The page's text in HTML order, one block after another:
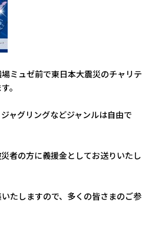
ミュゼ前で東日本大震災のチャリテ
。
ャグリングなどジャンルは自由で
者の方に義援金としてお送りいたし
たしますので、多くの皆さまのご参